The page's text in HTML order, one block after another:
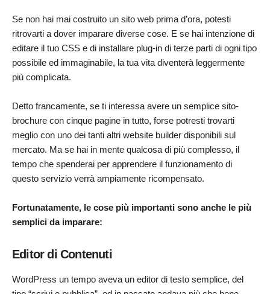
Se non hai mai costruito un sito web prima d’ora, potesti
ritrovarti a dover imparare diverse cose. E se hai intenzione di
editare il tuo CSS e di installare plug-in di terze parti di ogni tipo
possibile ed immaginabile, la tua vita diventerà leggermente
più complicata.
Detto francamente, se ti interessa avere un semplice sito-
brochure con cinque pagine in tutto, forse potresti trovarti
meglio con uno dei tanti altri website builder disponibili sul
mercato. Ma se hai in mente qualcosa di più complesso, il
tempo che spenderai per apprendere il funzionamento di
questo servizio verrà ampiamente ricompensato.
Fortunatamente, le cose più importanti sono anche le più
semplici da imparare:
Editor di Contenuti
WordPress un tempo aveva un editor di testo semplice, del